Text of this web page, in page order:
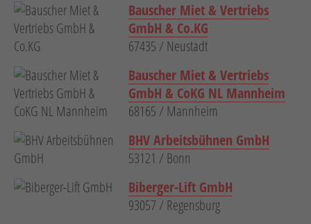
Bauscher Miet & Vertriebs
GmbH & Co.KG
67435 / Neustadt
Bauscher Miet & Vertriebs
GmbH & CoKG NL Mannheim
68165 / Mannheim
BHV Arbeitsbühnen GmbH
53121 / Bonn
Biberger-Lift GmbH
93057 / Regensburg